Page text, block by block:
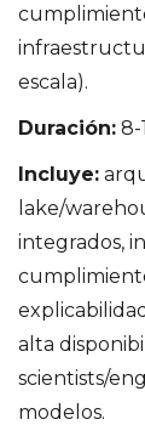
escala).
Duración: 8-
Incluye:
lake/
integrados,
alta
scientists/
modelos.